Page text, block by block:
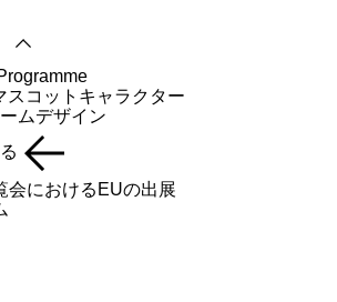
スコットキャラクター
ムデザイン
会におけるEUの出展